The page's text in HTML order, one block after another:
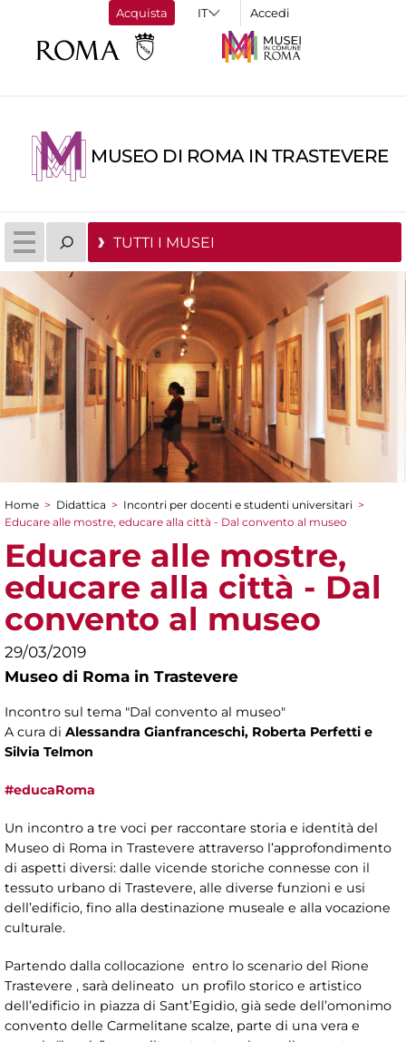
Acquista Accedi
MUSEO DI ROMA IN TRASTEVERE
TUTTI I MUSEI
Tu sei qui
Home > Didattica > Incontri per docenti e studenti universitari >
Educare alle mostre, educare alla città - Dal convento al museo
Educare alle mostre,
educare alla città - Dal
convento al museo
29/03/2019
Museo di Roma in Trastevere
Incontro sul tema "Dal convento al museo"
A cura di Alessandra Gianfranceschi, Roberta Perfetti e
Silvia Telmon​
#educaRoma
Un incontro a tre voci per raccontare storia e identità del
Museo di Roma in Trastevere attraverso l’approfondimento
di aspetti diversi: dalle vicende storiche connesse con il
tessuto urbano di Trastevere, alle diverse funzioni e usi
dell’edificio, fino alla destinazione museale e alla vocazione
culturale.
Partendo dalla collocazione entro lo scenario del Rione
Trastevere , sarà delineato un profilo storico e artistico
dell’edificio in piazza di Sant’Egidio, già sede dell’omonimo
convento delle Carmelitane scalze, parte di una vera e